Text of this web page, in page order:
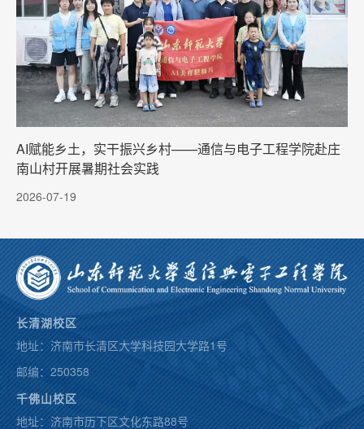
AI赋能乡土，实干振兴乡村——通信与电子工程学院赴庄
南山村开展暑期社会实践
2026-07-19
长清湖校区
地址：济南市长清区大学科技园大学路1号
邮编：250358
千佛山校区
地址：济南市历下区文化东路88号